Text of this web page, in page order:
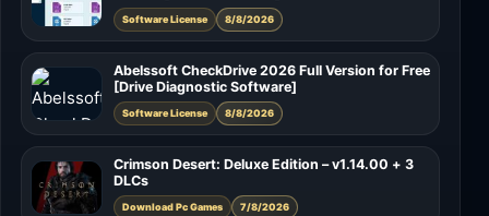
Software License 8/8/2026
Abelssoft CheckDrive 2026 Full Version for Free
[Drive Diagnostic Software]
Software License 8/8/2026
Crimson Desert: Deluxe Edition – v1.14.00 + 3
DLCs
Download Pc Games 7/8/2026